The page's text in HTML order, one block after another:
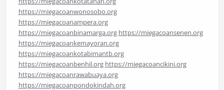
https://miegacoanwonosobo.org
https://miegacoanampera.org
https://miegacoanbinamarga.org https://miegacoansenen.org
https://miegacoankemayoran.org
https://miegacoankotabimantb.org
https://miegacoanbenhil.org https://miegacoancikini.org
https://miegacoanrawabuaya.org
https://miegacoanpondokindah.org